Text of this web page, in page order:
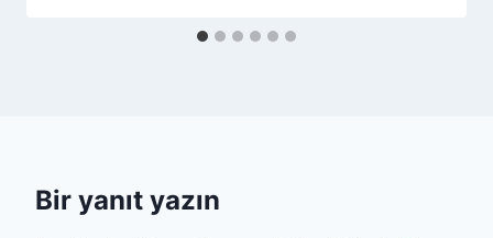
Bir yanıt yazın